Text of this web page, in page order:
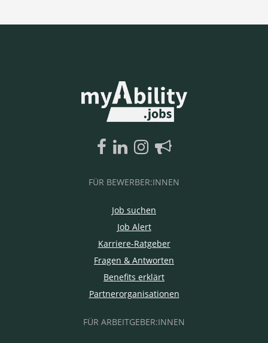
FÜR BEWERBER:INNEN
Job suchen
Job Alert
Karriere-Ratgeber
Fragen & Antworten
Benefits erklärt
Partnerorganisationen
FÜR ARBEITGEBER:INNEN